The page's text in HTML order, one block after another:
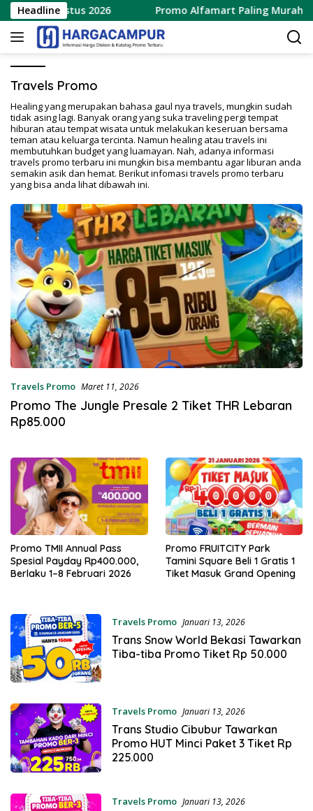
Langsung
ke
konten
Headline
15 Agustus 2026 Promo Alfamart Paling Murah
Travels Promo
Healing yang merupakan bahasa gaul nya travels, mungkin sudah
tidak asing lagi. Banyak orang yang suka traveling pergi tempat
hiburan atau tempat wisata untuk melakukan keseruan bersama
teman atau keluarga tercinta. Namun healing atau travels ini
membutuhkan budget yang luamayan. Nah, adanya informasi
travels promo terbaru ini mungkin bisa membantu agar liburan anda
semakin asik dan hemat. Berikut infomasi travels promo terbaru
yang bisa anda lihat dibawah ini.
Travels Promo Maret 11, 2026
Promo The Jungle Presale 2 Tiket THR Lebaran
Rp85.000
Promo TMII Annual Pass
Spesial Payday Rp400.000,
Berlaku 1–8 Februari 2026
Promo FRUITCITY Park
Tamini Square Beli 1 Gratis 1
Tiket Masuk Grand Opening
Travels Promo Januari 13, 2026
Trans Snow World Bekasi Tawarkan
Tiba-tiba Promo Tiket Rp 50.000
Travels Promo Januari 13, 2026
Trans Studio Cibubur Tawarkan
Promo HUT Minci Paket 3 Tiket Rp
225.000
Travels Promo Januari 13, 2026